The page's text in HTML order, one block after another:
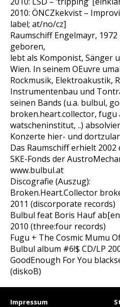
2010: ÖNCZkekvist –
label; at/no/cz]
Raumschiff Engelmayr,
geboren,
lebt als Komponist, Sänger
Wien. In seinem OEuvre
Rockmusik, Elektroakustik,
Instrumentenbau und
seinen Bands (u.a. bulbul,
broken.heart.collector, fugu
watscheninstitut, ..)
Konzerte hier- und
Das Raumschiff erhielt
SKE-Fonds der
www.bulbul.at
Discografie (Auszug):
Broken.Heart.Collector
2011 (discorporate records)
Bulbul feat Boris Hauf
2010 (three:four records)
Fugu + The Cosmic Mumu
Bulbul album #6!$ CD/LP
GoodEnough For You
(diskoB)
Impressum